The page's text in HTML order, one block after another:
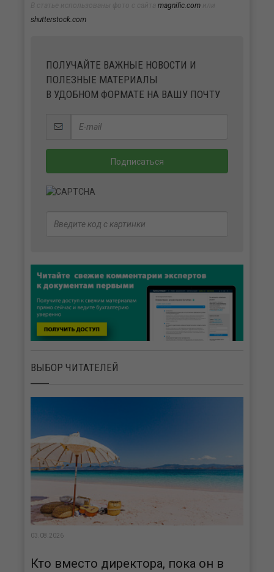
magnific.com
shutterstock.com
ПОЛУЧАЙТЕ ВАЖНЫЕ НОВОСТИ И
ПОЛЕЗНЫЕ МАТЕРИАЛЫ
В УДОБНОМ ФОРМАТЕ НА ВАШУ ПОЧТУ
ВЫБОР ЧИТАТЕЛЕЙ
03.08.2026
Кто вместо директора, пока он в